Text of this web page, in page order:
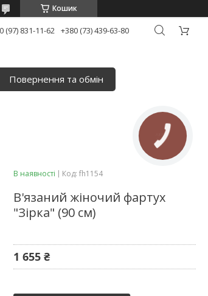
Кошик
(97) 831-11-62 +380 (73) 439-63-80
Повернення та обмін
В наявності Код: fh1154
В'язаний жіночий фартух
"Зірка" (90 см)
1 655 ₴
КНОПКА
ЗВ'ЯЗКУ